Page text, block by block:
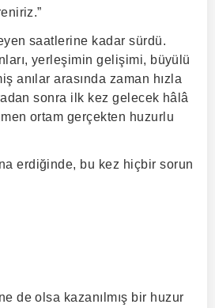
saatlerine kadar sürdü.
yerleşimin gelişimi, büyülü
anılar arasında zaman hızla
sonra ilk kez gelecek hâlâ
ortam gerçekten huzurlu
erdiğinde, bu kez hiçbir sorun
de olsa kazanılmış bir huzur